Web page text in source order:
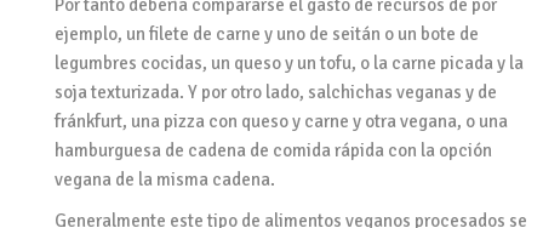
Por tanto debería compararse el gasto de recursos de por
ejemplo, un filete de carne y uno de seitán o un bote de
legumbres cocidas, un queso y un tofu, o la carne picada y la
soja texturizada. Y por otro lado, salchichas veganas y de
fránkfurt, una pizza con queso y carne y otra vegana, o una
hamburguesa de cadena de comida rápida con la opción
vegana de la misma cadena.
Generalmente este tipo de alimentos veganos procesados se